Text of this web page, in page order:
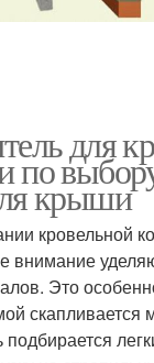
для
по
крыши
кровельной
внимание
Это
скапливается